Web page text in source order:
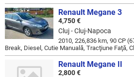
Renault Megane 3
4,750 €
Cluj - Cluj-Napoca
2010, 226,836 km, 90 CP
Break, Diesel, Cutie Manuală, Tracţiune Faţă,
Renault Megane II
2,800 €